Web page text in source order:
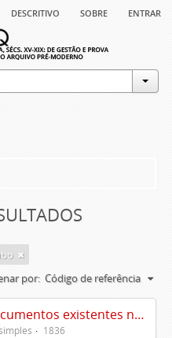
descritivo sobre entrar
por: Código de referência
Sumário alfabético dos documentos existentes no Cartório da Ilustríssima e Excelentíssima Casa dos senhores condes de Palma, Óbidos e Sabugal
1836